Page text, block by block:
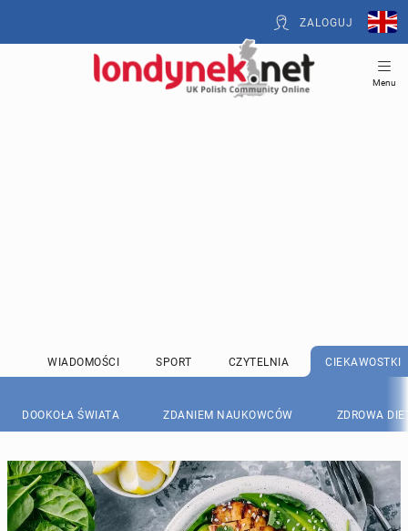
ZALOGUJ
Menu
WIADOMOŚCI SPORT CZYTELNIA CIEKAWOSTKI
DOOKOŁA ŚWIATA ZDANIEM NAUKOWCÓW ZDROWA